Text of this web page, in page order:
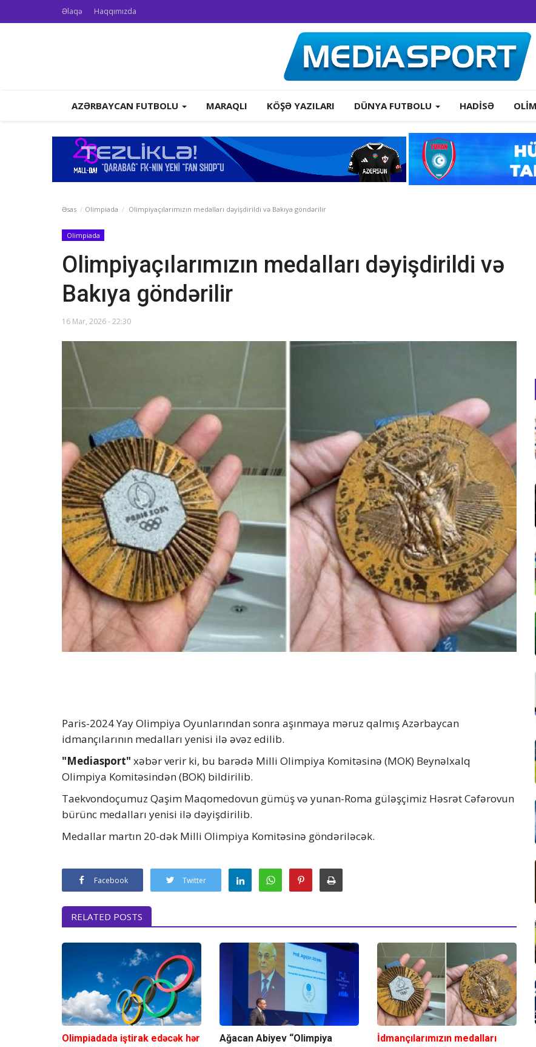
Əlaqə Haqqımızda
AZƏRBAYCAN FUTBOLU MARAQLI KÖŞƏ YAZILARI DÜNYA FUTBOLU HADISƏ
Əsas Olimpiada Olimpiyaçılarımızın medalları dəyişdirildi və Bakıya göndərilir
Olimpiada
Olimpiyaçılarımızın medalları dəyişdirildi və
Bakıya göndərilir
16 Mar, 2026 - 22:30
Paris-2024 Yay Olimpiya Oyunlarından sonra aşınmaya məruz qalmış Azərbaycan
idmançılarının medalları yenisi ilə əvəz edilib.
"Mediasport" xəbər verir ki, bu barədə Milli Olimpiya Komitəsinə (MOK) Beynəlxalq
Olimpiya Komitəsindən (BOK) bildirilib.
Taekvondoçumuz Qaşim Maqomedovun gümüş və yunan-Roma güləşçimiz Həsrət Cəfərovun
bürünc medalları yenisi ilə dəyişdirilib.
Medallar martın 20-dək Milli Olimpiya Komitəsinə göndəriləcək.
Facebook Twitter
RELATED POSTS
Olimpiadada iştirak edəcək hər
Ağacan Abiyev “Olimpiya
İdmançılarımızın medalları